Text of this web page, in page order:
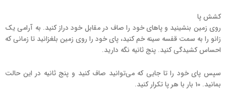
کشش پا
روی زمین بنشینید و پاهای خود را صاف در مقابل خود دراز کنید. به آرامی یک
زانو را به سمت قفسه سینه خم کنید، پای خود را روی زمین بلغزانید تا زمانی که
احساس کشیدگی کنید. پنج ثانیه نگه دارید.
سپس پای خود را تا جایی که می‌توانید صاف کنید و پنج ثانیه در این حالت
بمانید. 10 بار با هر پا تکرار کنید.